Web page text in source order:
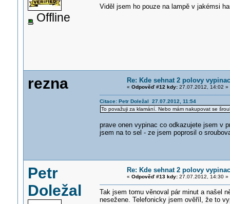
Offline
Viděl jsem ho pouze na lampě v jakémsi
rezna Re: Kde sehnat 2 polovy
« Odpověď #12 kdy:27.07.2012, 14:02 »
Citace: Petr Doležal 27.07.2012, 11:54
To považuji za klamání. Nebo mám nakupovat se
prave onen vypinac co odkazujete jsem v
jsem na to sel - ze jsem poprosil o
Petr
Doležal
Re: Kde sehnat 2 polovy
« Odpověď #13 kdy:27.07.2012, 14:30 »
Tak jsem tomu věnoval pár minut a našel
nesežene. Telefonicky jsem ověříl, že to